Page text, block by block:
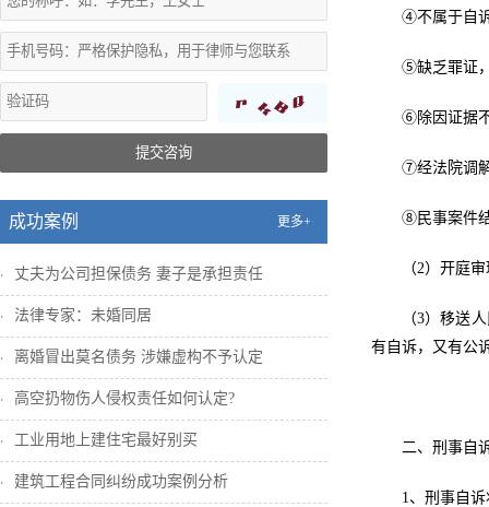
提交咨询
成功案例 更多+
丈夫为公司担保债务 妻子是承担责任
法律专家：未婚同居
离婚冒出莫名债务 涉嫌虚构不予认定
高空扔物伤人侵权责任如何认定?
工业用地上建住宅最好别买
建筑工程合同纠纷成功案例分析
④不属于自
⑤缺乏罪证
⑥除因证据
⑦经法院调
⑧民事案件
（2）开庭
（3）移送
有自诉，又有公
二、刑事自
1、刑事自